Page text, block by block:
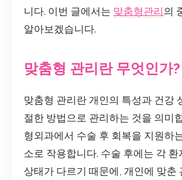
니다. 이번 글에서는 맞춤형관리 의
알아보겠습니다.
맞춤형 관리란 무엇인가?
맞춤형 관리란 개인의 특성과 건강
절한 방법으로 관리하는 것을 의미
형외과에서 수술 후 회복을 지원하
소로 작용합니다. 수술 후에는 각
상태가 다르기 때문에, 개인에 맞춘